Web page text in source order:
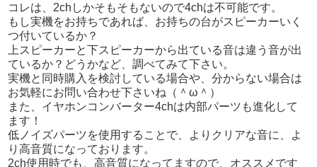
コレは、2chしかそもそもないので4chは不可能です。
もし実機をお持ちであれば、お持ちの台がスピーカーいく
つ付いているか？
上スピーカーと下スピーカーから出ている音は違う音が出
ているか？どうかなど、調べてみて下さい。
実機と同時購入を検討している場合や、分からない場合は
お気軽にお問い合わせ下さいね（＾ω＾）
また、イヤホンコンバーター4chは内部パーツも進化して
ます！
低ノイズパーツを使用することで、よりクリアな音に、よ
り高音質になっております。
2ch使用時でも、高音質になってますので、オススメです